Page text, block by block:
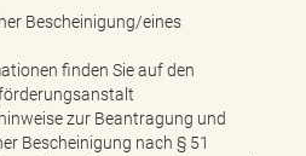
Bescheinigung/eines
finden Sie auf den
zur Beantragung und
Bescheinigung nach § 51